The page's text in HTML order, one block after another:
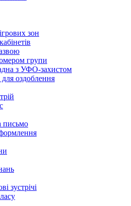
зон
групи
з УФО-захистом
для оздоблення
письмо
зустрічі